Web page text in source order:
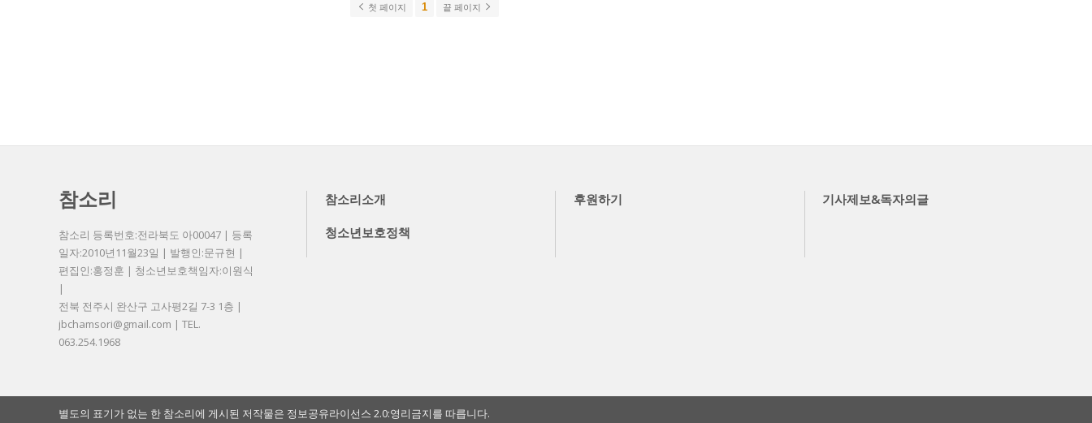
첫 페이지 1 끝 페이지
참소리
참소리 등록번호:전라북도 아00047 | 등록
일자:2010년11월23일 | 발행인:문규현 |
편집인:홍정훈 | 청소년보호책임자:이원식
|
전북 전주시 완산구 고사평2길 7-3 1층 |
jbchamsori@gmail.com | TEL.
063.254.1968
참소리소개 후원하기 기사제보&독자의글
청소년보호정책
별도의 표기가 없는 한 참소리에 게시된 저작물은 정보공유라이선스 2.0:영리금지를 따릅니다.